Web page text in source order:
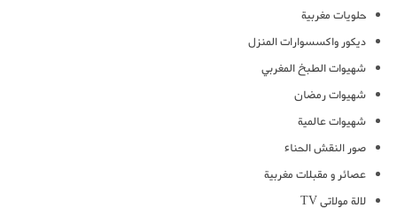
حلويات مغربية
ديكور واكسسوارات المنزل
شهيوات الطبخ المغربي
شهيوات رمضان
شهيوات عالمية
صور النقش الحناء
عصائر و مقبلات مغربية
لالة مولاتي TV